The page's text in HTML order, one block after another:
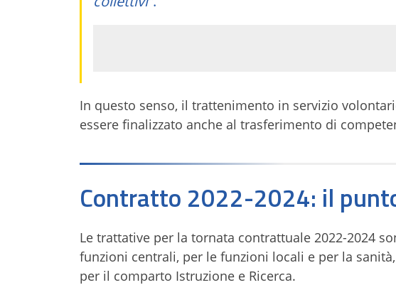
In questo senso, il trattenimento in servizio
essere finalizzato anche al trasferimento di
Contratto 2022-2024: il
Le trattative per la tornata contrattuale 2022-2024
funzioni centrali, per le funzioni locali e per la
per il comparto Istruzione e Ricerca.